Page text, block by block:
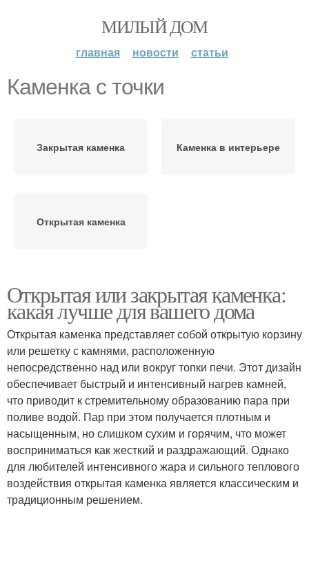
МИЛЫЙ ДОМ
главная новости статьи
Каменка с точки
Закрытая каменка Каменка в интерьере
Открытая каменка
Открытая или закрытая каменка:
какая лучше для вашего дома
Открытая каменка представляет собой открытую корзину
или решетку с камнями, расположенную
непосредственно над или вокруг топки печи. Этот дизайн
обеспечивает быстрый и интенсивный нагрев камней,
что приводит к стремительному образованию пара при
поливе водой. Пар при этом получается плотным и
насыщенным, но слишком сухим и горячим, что может
восприниматься как жесткий и раздражающий. Однако
для любителей интенсивного жара и сильного теплового
воздействия открытая каменка является классическим и
традиционным решением.